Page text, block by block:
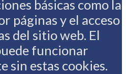
básicas como la
páginas y el acceso
del sitio web. El
funcionar
sin estas cookies.